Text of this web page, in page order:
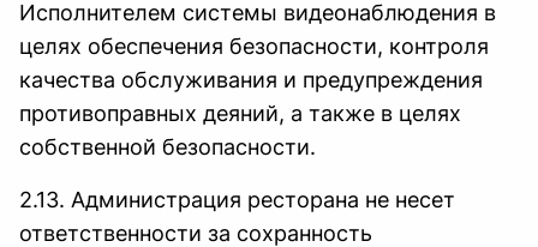
Исполнителем системы видеонаблюдения в
целях обеспечения безопасности, контроля
качества обслуживания и предупреждения
противоправных деяний, а также в целях
собственной безопасности.
2.13. Администрация ресторана не несет
ответственности за сохранность